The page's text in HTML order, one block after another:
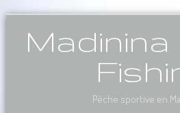
Pêche sportive en